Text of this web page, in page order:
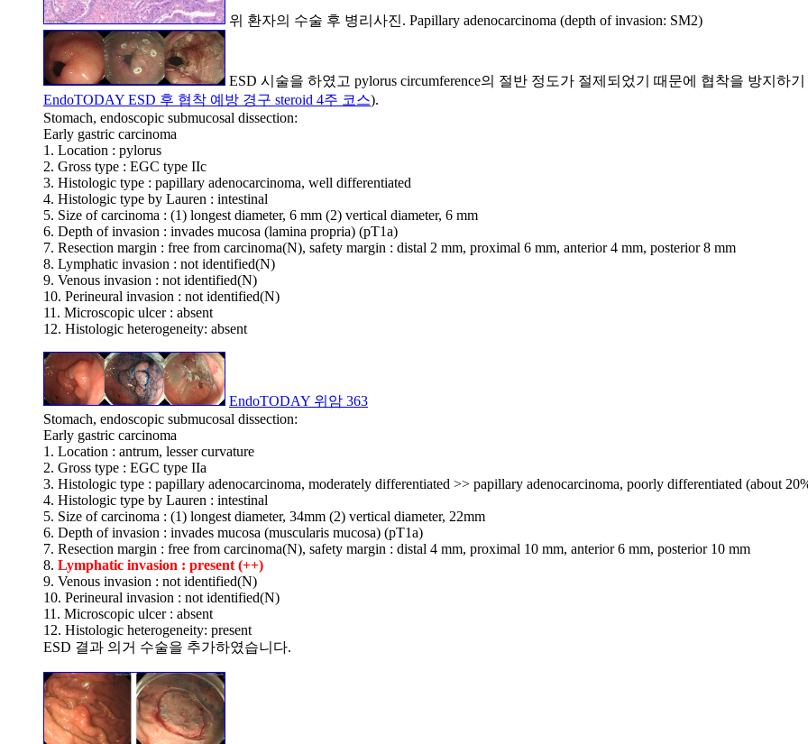
위 환자의 수술 후 병리사진. Papillary adenocarcinoma (depth of invasion: SM2)
ESD 시술을 하였고 pylorus circumference의 절반 정도가 절제되었기 때문에 협착을 방지하
EndoTODAY ESD 후 협착 예방 경구 steroid 4주 코스).
Stomach, endoscopic submucosal dissection:
Early gastric carcinoma
1. Location : pylorus
2. Gross type : EGC type IIc
3. Histologic type : papillary adenocarcinoma, well differentiated
4. Histologic type by Lauren : intestinal
5. Size of carcinoma : (1) longest diameter, 6 mm (2) vertical diameter, 6 mm
6. Depth of invasion : invades mucosa (lamina propria) (pT1a)
7. Resection margin : free from carcinoma(N), safety margin : distal 2 mm, proximal 6 mm, anterior 4 mm, posterior 8 mm
8. Lymphatic invasion : not identified(N)
9. Venous invasion : not identified(N)
10. Perineural invasion : not identified(N)
11. Microscopic ulcer : absent
12. Histologic heterogeneity: absent
EndoTODAY 위암 363
Stomach, endoscopic submucosal dissection:
Early gastric carcinoma
1. Location : antrum, lesser curvature
2. Gross type : EGC type IIa
3. Histologic type : papillary adenocarcinoma, moderately differentiated >> papillary adenocarcinoma, poorly differentiated (about
4. Histologic type by Lauren : intestinal
5. Size of carcinoma : (1) longest diameter, 34mm (2) vertical diameter, 22mm
6. Depth of invasion : invades mucosa (muscularis mucosa) (pT1a)
7. Resection margin : free from carcinoma(N), safety margin : distal 4 mm, proximal 10 mm, anterior 6 mm, posterior 10 mm
8. Lymphatic invasion : present (++)
9. Venous invasion : not identified(N)
10. Perineural invasion : not identified(N)
11. Microscopic ulcer : absent
12. Histologic heterogeneity: present
ESD 결과 의거 수술을 추가하였습니다.